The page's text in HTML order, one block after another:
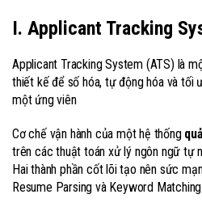
I. Applicant Tracking
Applicant Tracking System (ATS) là
thiết kế để số hóa, tự động hóa và tối
một ứng viên
Cơ chế vận hành của một hệ thống
trên các thuật toán xử lý ngôn ngữ tự
Hai thành phần cốt lõi tạo nên sức
Resume Parsing và Keyword Matching.